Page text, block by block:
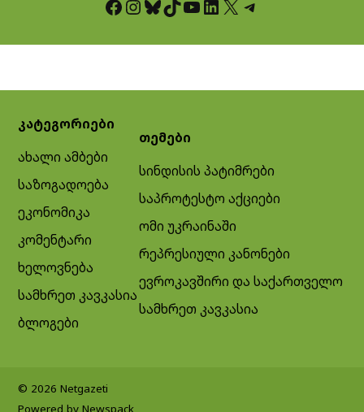
Facebook InstagramBluesky TikTok YouTube LinkedIn X Telegram
კატეგორიები
ახალი ამბები
საზოგადოება
ეკონომიკა
კომენტარი
ხელოვნება
სამხრეთ კავკასია
ბლოგები
თემები
სინდისის პატიმრები
საპროტესტო აქციები
ომი უკრაინაში
რეპრესიული კანონები
ევროკავშირი და საქართველო
სამხრეთ კავკასია
© 2026 Netgazeti
Powered by Newspack